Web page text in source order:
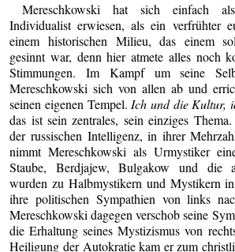
Mereschkowski hat sich einfach
Individualist erwiesen, als ein verfrühter
einem historischen Milieu, das einem
gesinnt war, denn hier atmete alles noch
Stimmungen. Im Kampf um seine
Mereschkowski sich von allen ab und
seinen eigenen Tempel.Ich und die Kultur,
das ist sein zentrales, sein einziges
der russischen Intelligenz, in ihrer
nimmt Mereschkowski als Urmystiker
Staube, Berdjajew, Bulgakow und die
wurden zu Halbmystikern und Mystikern
ihre politischen Sympathien von links
Mereschkowski dagegen verschob seine
die Erhaltung seines Mystizismus von
Heiligung der Autokratie kam er zum